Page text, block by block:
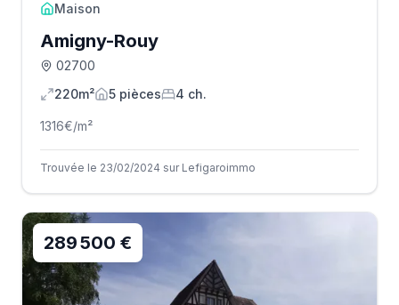
Maison
Amigny-Rouy
02700
220m²
5 pièces 4 ch.
1316€/m²
Trouvée le 23/02/2024 sur Lefigaroimmo
289 500 €